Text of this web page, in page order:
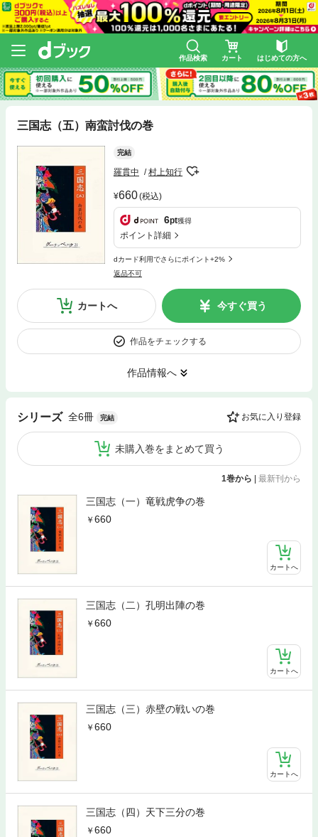
作品検索 カート はじめての方へ
三国志（五）南蛮討伐の巻
完結
羅貫中 村上知行
660(税込)
6pt獲得
ポイント詳細
dカード利用でさらにポイント+2%
返品不可
カートへ 今すぐ買う
作品をチェックする
作品情報へ
シリーズ 全6冊 完結 お気に入り登録
未購入巻をまとめて買う
1巻から 最新刊から
三国志（一）竜戦虎争の巻
660
カートへ
三国志（二）孔明出陣の巻
660
カートへ
三国志（三）赤壁の戦いの巻
660
カートへ
三国志（四）天下三分の巻
660